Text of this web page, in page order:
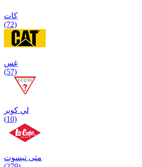
كات
(72)
غس
(57)
لي كوبر
(10)
متی تیسوت